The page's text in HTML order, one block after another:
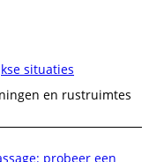
situaties
en rustruimtes
probeer een